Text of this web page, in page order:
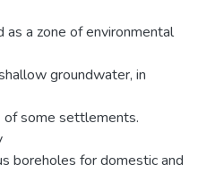
a zone of environmental
groundwater, in
some settlements.
boreholes for domestic and